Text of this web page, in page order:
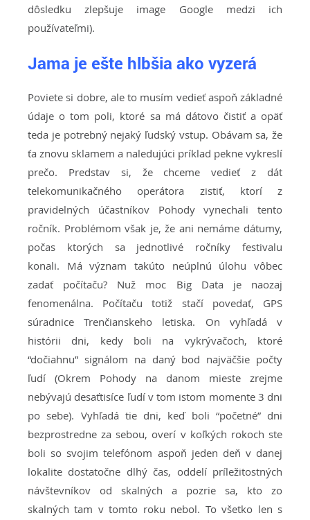
dôsledku zlepšuje image Google medzi ich
používateľmi).
Jama je ešte hlbšia ako vyzerá
Poviete si dobre, ale to musím vedieť aspoň základné
údaje o tom poli, ktoré sa má dátovo čistiť a opäť
teda je potrebný nejaký ľudský vstup. Obávam sa, že
ťa znovu sklamem a naledujúci príklad pekne vykreslí
prečo. Predstav si, že chceme vedieť z dát
telekomunikačného operátora zistiť, ktorí z
pravidelných účastníkov Pohody vynechali tento
ročník. Problémom však je, že ani nemáme dátumy,
počas ktorých sa jednotlivé ročníky festivalu
konali. Má význam takúto neúplnú úlohu vôbec
zadať počítaču? Nuž moc Big Data je naozaj
fenomenálna. Počítaču totiž stačí povedať, GPS
súradnice Trenčianskeho letiska. On vyhľadá v
histórii dni, kedy boli na vykrývačoch, ktoré
“dočiahnu” signálom na daný bod najväčšie počty
ľudí (Okrem Pohody na danom mieste zrejme
nebývajú desaťtisíce ľudí v tom istom momente 3 dni
po sebe). Vyhľadá tie dni, keď boli “početné” dni
bezprostredne za sebou, overí v koľkých rokoch ste
boli so svojim telefónom aspoň jeden deň v danej
lokalite dostatočne dlhý čas, oddelí príležitostných
návštevníkov od skalných a pozrie sa, kto zo
skalných tam v tomto roku nebol. To všetko len s